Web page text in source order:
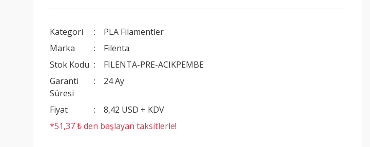
Kategori
PLA Filamentler
Marka
Filenta
Stok Kodu
FILENTA-PRE-ACIKPEMBE
Garanti
Süresi
24 Ay
Fiyat
8,42 USD + KDV
*51,37 ₺ den başlayan taksitlerle!